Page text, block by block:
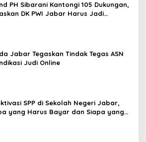
PH Sibarani Kantongi 105 Dukungan,
DK PWI Jabar Harus Jadi
Jabar Tegaskan Tindak Tegas ASN
Judi Online
SPP di Sekolah Negeri Jabar,
yang Harus Bayar dan Siapa yang